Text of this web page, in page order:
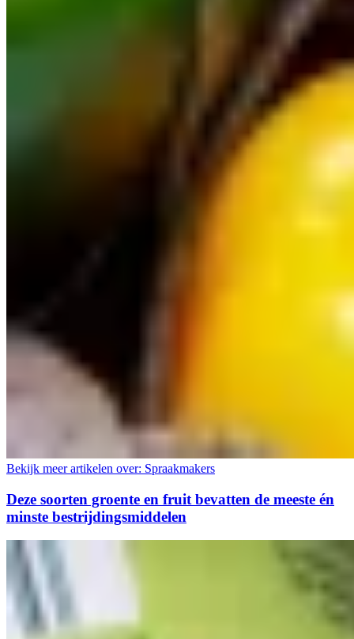
Bekijk meer artikelen over: Spraakmakers
Deze soorten groente en fruit bevatten de meeste én
minste bestrijdingsmiddelen